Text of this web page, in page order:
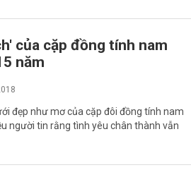
của cặp đồng tính nam
năm
đẹp như mơ của cặp đôi đồng tính nam
người tin rằng tình yêu chân thành vẫn